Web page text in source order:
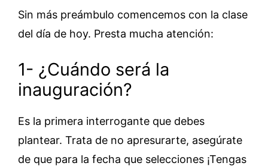
Sin más preámbulo comencemos con la clase
del día de hoy. Presta mucha atención:
1- ¿Cuándo será la
inauguración?
Es la primera interrogante que debes
plantear. Trata de no apresurarte, asegúrate
de que para la fecha que selecciones ¡Tengas